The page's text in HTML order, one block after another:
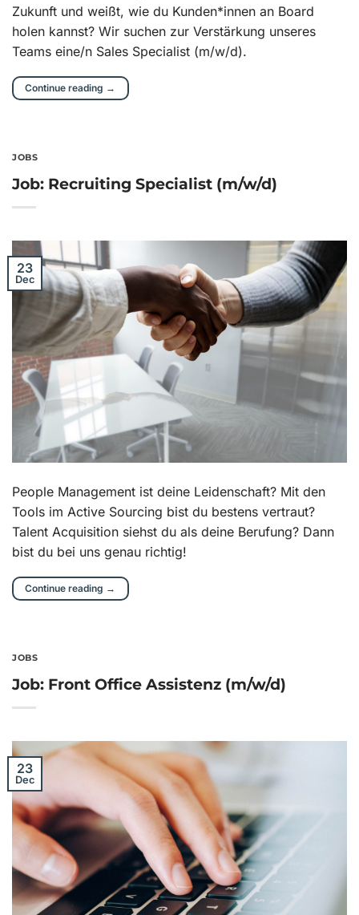
Zukunft und weißt, wie du Kunden*innen an Board
holen kannst? Wir suchen zur Verstärkung unseres
Teams eine/n Sales Specialist (m/w/d).
Continue reading →
JOBS
Job: Recruiting Specialist (m/w/d)
23
Dec
People Management ist deine Leidenschaft? Mit den
Tools im Active Sourcing bist du bestens vertraut?
Talent Acquisition siehst du als deine Berufung? Dann
bist du bei uns genau richtig!
Continue reading →
JOBS
Job: Front Office Assistenz (m/w/d)
23
Dec